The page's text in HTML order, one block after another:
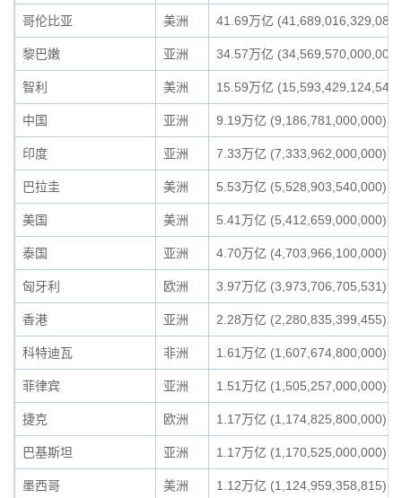
哥伦比亚 美洲 41.69万亿 (41,689,016,329,080)
黎巴嫩 亚洲 34.57万亿 (34,569,570,000,000)
智利 美洲 15.59万亿 (15,593,429,124,549)
中国 亚洲 9.19万亿 (9,186,781,000,000)
印度 亚洲 7.33万亿 (7,333,962,000,000)
巴拉圭 美洲 5.53万亿 (5,528,903,540,000)
美国 美洲 5.41万亿 (5,412,659,000,000)
泰国 亚洲 4.70万亿 (4,703,966,100,000)
匈牙利 欧洲 3.97万亿 (3,973,706,705,531)
香港 亚洲 2.28万亿 (2,280,835,399,455)
科特迪瓦 非洲 1.61万亿 (1,607,674,800,000)
菲律宾 亚洲 1.51万亿 (1,505,257,000,000)
捷克 欧洲 1.17万亿 (1,174,825,800,000)
巴基斯坦 亚洲 1.17万亿 (1,170,525,000,000)
墨西哥 美洲 1.12万亿 (1,124,959,358,815)